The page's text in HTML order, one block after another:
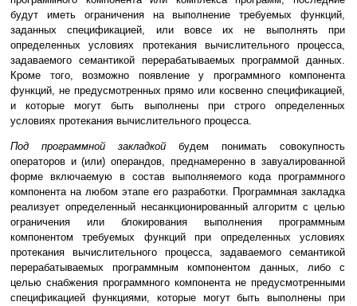
будут иметь ограничения на выполнение требуемых функций,
заданных спецификацией, или вовсе их не выполнять при
определенных условиях протекания вычислительного процесса,
задаваемого семантикой перерабатываемых программой данных.
Кроме того, возможно появление у программного компонента
функций, не предусмотренных прямо или косвенно спецификацией,
и которые могут быть выполнены при строго определенных
условиях протекания вычислительного процесса.
Под программной закладкой будем понимать совокупность
операторов и (или) операндов, преднамеренно в завуалированной
форме включаемую в состав выполняемого кода программного
компонента на любом этапе его разработки. Программная закладка
реализует определенный несанкционированный алгоритм с целью
ограничения или блокирования выполнения программным
компонентом требуемых функций при определенных условиях
протекания вычислительного процесса, задаваемого семантикой
перерабатываемых программным компонентом данных, либо с
целью снабжения программного компонента не предусмотренными
спецификацией функциями, которые могут быть выполнены при